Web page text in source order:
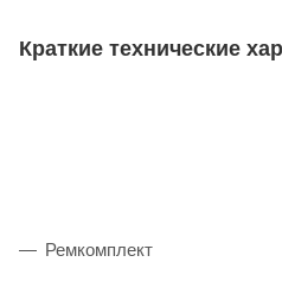
Краткие технические
Ремкомплект